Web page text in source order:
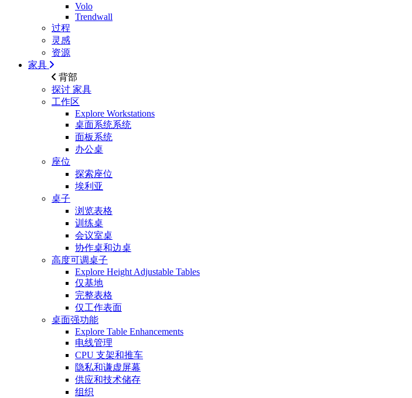
Volo
Trendwall
过程
灵感
资源
家具
背部
探讨 家具
工作区
Explore Workstations
桌面系统系统
面板系统
办公桌
座位
探索座位
埃利亚
桌子
浏览表格
训练桌
会议室桌
协作桌和边桌
高度可调桌子
Explore Height Adjustable Tables
仅基地
完整表格
仅工作表面
桌面强功能
Explore Table Enhancements
电线管理
CPU 支架和推车
隐私和谦虚屏幕
供应和技术储存
组织